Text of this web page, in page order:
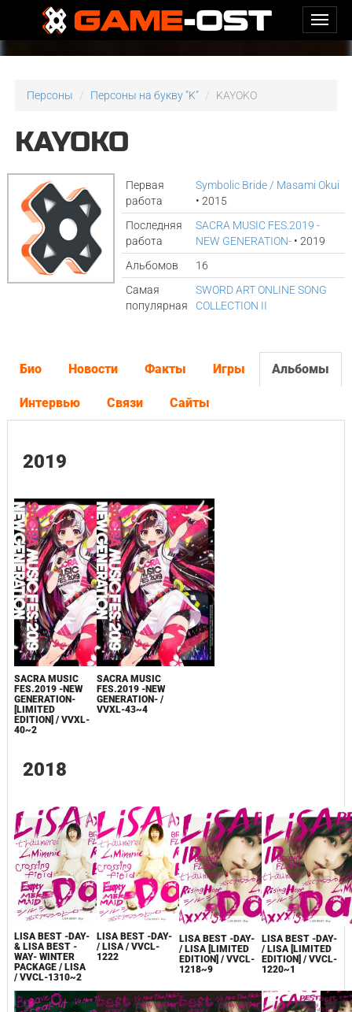
Персоны Персоны на букву "K" KAYOKO
KAYOKO
Первая
работа
Symbolic Bride / Masami Okui
• 2015
Последняя
работа
SACRA MUSIC FES.2019 -
NEW GENERATION- • 2019
Альбомов
16
Самая
популярная
SWORD ART ONLINE SONG
COLLECTION II
Био Новости Факты Игры Альбомы
Интервью Связи Сайты
2019
SACRA MUSIC
FES.2019 -NEW
GENERATION-
[LIMITED
EDITION] / VVXL-
40~2
SACRA MUSIC
FES.2019 -NEW
GENERATION- /
VVXL-43~4
2018
LISA BEST -DAY-
& LISA BEST -
WAY- WINTER
PACKAGE / LISA
/ VVCL-1310~2
LISA BEST -DAY-
/ LISA / VVCL-
1222
LISA BEST -DAY-
/ LISA [LIMITED
EDITION] / VVCL-
1218~9
LISA BEST -DAY-
/ LISA [LIMITED
EDITION] / VVCL-
1220~1